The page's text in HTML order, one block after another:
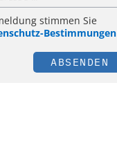
stimmen Sie
Bestimmungen
ABSENDEN